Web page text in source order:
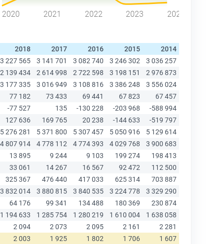
2020 2021 2022 2023 2024
2018 2017 2016 2015 2014